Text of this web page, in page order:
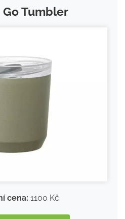
Go Tumbler
cena: 1100 Kč